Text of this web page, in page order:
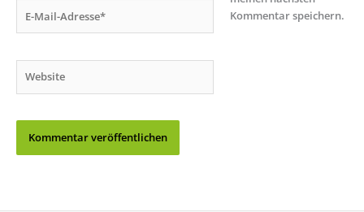
Mail-
Kommentar speichern.